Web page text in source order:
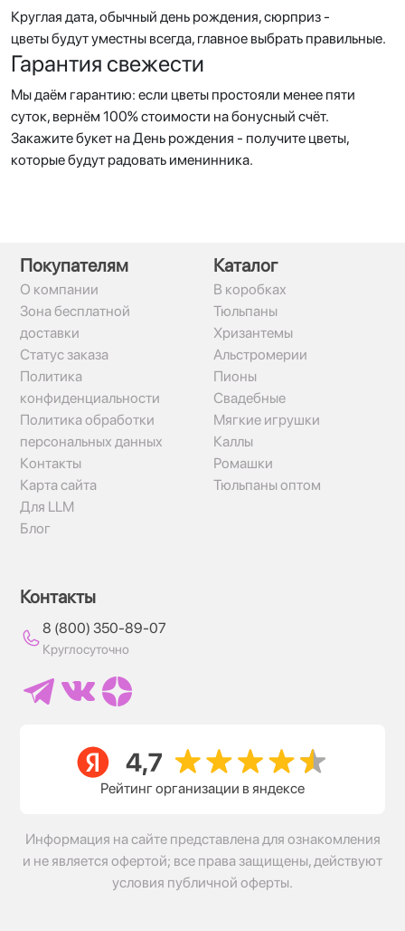
Круглая дата, обычный день рождения, сюрприз -
цветы будут уместны всегда, главное выбрать правильные.
Гарантия свежести
Мы даём гарантию: если цветы простояли менее пяти
суток, вернём 100% стоимости на бонусный счёт.
Закажите букет на День рождения - получите цветы,
которые будут радовать именинника.
Покупателям
О компании
Зона бесплатной
доставки
Статус заказа
Политика
конфиденциальности
Политика обработки
персональных данных
Контакты
Карта сайта
Для LLM
Блог
Каталог
В коробках
Тюльпаны
Хризантемы
Альстромерии
Пионы
Свадебные
Мягкие игрушки
Каллы
Ромашки
Тюльпаны оптом
Контакты
8 (800) 350-89-07
Круглосуточно
Рейтинг организации в яндексе
Информация на сайте представлена для ознакомления
и не является офертой; все права защищены, действуют
условия публичной оферты.